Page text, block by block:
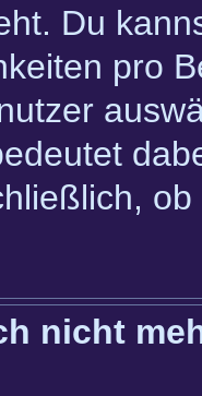
Du
pro
nicht